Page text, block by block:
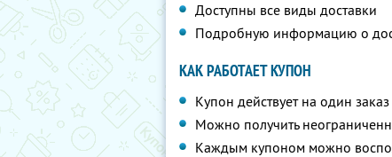
Доступны все виды доставки
Подробную информацию о
КАК РАБОТАЕТ КУПОН
Купон действует на один заказ
Можно получить
Каждым купоном можно